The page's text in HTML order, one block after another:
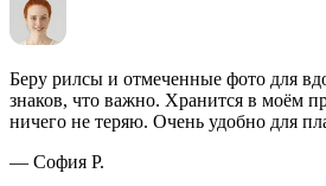
Беру рилсы и отмеченные фото для
знаков, что важно. Хранится в моём
ничего не теряю. Очень удобно для
— София Р.